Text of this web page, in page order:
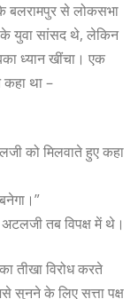
बलरामपुर से लोकसभा
युवा सांसद थे, लेकिन
ध्यान खींचा। एक
था –
को मिलवाते हुए कहा
तब विपक्ष में थे।
तीखा विरोध करते
सुनने के लिए सत्ता पक्ष